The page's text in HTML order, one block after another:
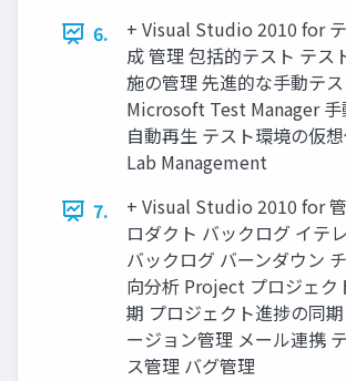
6.
+ Visual Studio 2010 for
成 管理 包括的テスト テス
施の管理 先進的な手動テ
Microsoft Test Manager 手
自動再生 テスト環境の仮
Lab Management
7.
+ Visual Studio 2010 for
ロダクト バックログ イテ
バックログ バーンダウン
向分析 Project プロジェク
期 プロジェクト進捗の同
ージョン管理 メール連携
ス管理 バグ管理